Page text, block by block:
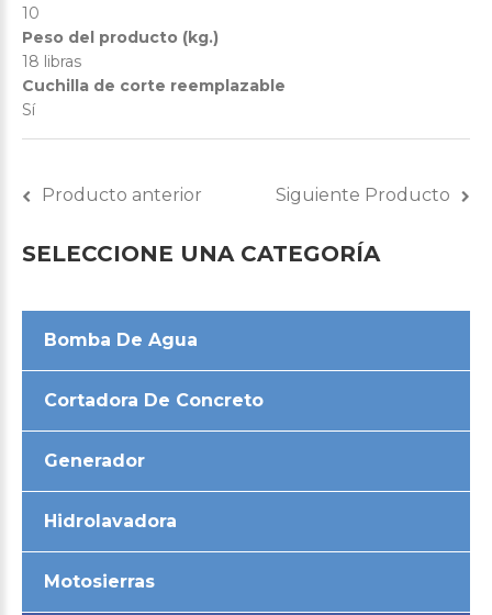
10
Peso del producto (kg.)
18 libras
Cuchilla de corte reemplazable
Sí
Producto anterior Siguiente Producto
SELECCIONE UNA CATEGORÍA
Bomba De Agua
Cortadora De Concreto
Generador
Hidrolavadora
Motosierras